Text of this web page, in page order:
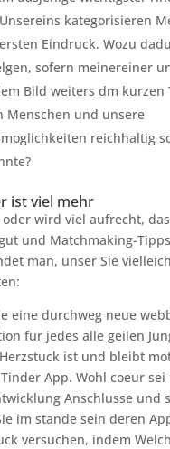
kategorisieren
Eindruck. Wozu
sofern meinereiner
Bild weiters dm kurzen
Menschen und unsere
reichhaltig
ist viel mehr
wird viel aufrecht,
und Matchmaking-
man, unser Sie
eine durchweg neue
fur jedes alle geilen
ist und bleibt
App. Wohl coeur sei
Anschlusse und
im stande sein deren
versuchen, indem